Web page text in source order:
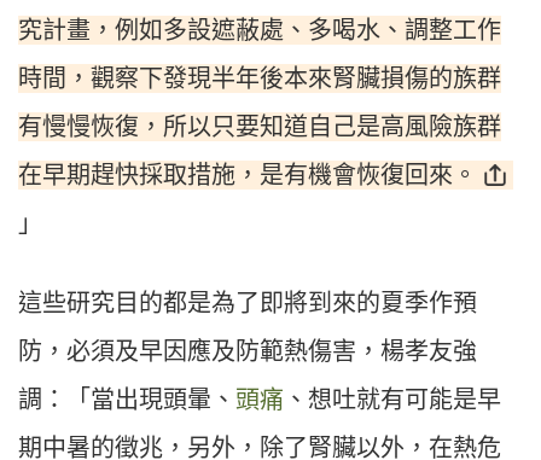
究計畫，例如多設遮蔽處、多喝水、調整工作
時間，觀察下發現半年後本來腎臟損傷的族群
有慢慢恢復，所以只要知道自己是高風險族群
在早期趕快採取措施，是有機會恢復回來。
」
這些研究目的都是為了即將到來的夏季作預
防，必須及早因應及防範熱傷害，楊孝友強
調：「當出現頭暈、 頭痛 、想吐就有可能是早
期中暑的徵兆，另外，除了腎臟以外，在熱危